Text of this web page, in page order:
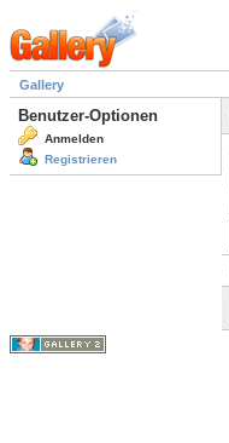
Gallery
Benutzer-Optionen
Anmelden
Registrieren